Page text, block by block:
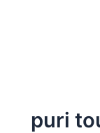
puri